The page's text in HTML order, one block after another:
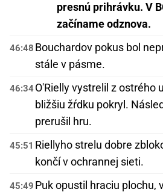
presnú prihrávku. V
začíname odznova.
46:48 Bouchardov pokus bol
stále v pásme.
46:34O'Rielly vystrelil z ostrého
bližšiu žŕdku pokryl.
prerušil hru.
45:51 Riellyho strelu dobre
končí v ochrannej sieti.
45:49 Puk opustil hraciu plochu,